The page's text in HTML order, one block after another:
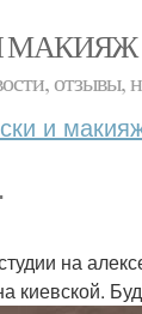
МАКИЯЖ
отзывы,
и
на